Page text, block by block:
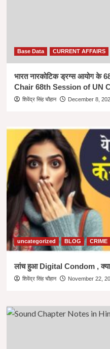
Base Data CURRENT AFFAIRS
भारत नारकोटिक ड्रग्स आयोग के
Chair 68th Session of UN
शिवेंद्र सिंह चौहान December 8,
uncategorized BLOG CRIME
लांच हुआ Digital Condom ,
शिवेंद्र सिंह चौहान November 22,